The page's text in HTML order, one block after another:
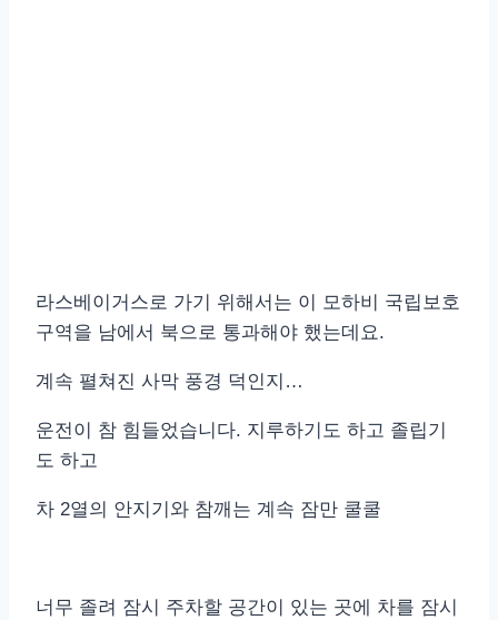
라스베이거스로 가기 위해서는 이 모하비 국립보호
구역을 남에서 북으로 통과해야 했는데요.
계속 펼쳐진 사막 풍경 덕인지…
운전이 참 힘들었습니다. 지루하기도 하고 졸립기
도 하고
차 2열의 안지기와 참깨는 계속 잠만 쿨쿨
너무 졸려 잠시 주차할 공간이 있는 곳에 차를 잠시